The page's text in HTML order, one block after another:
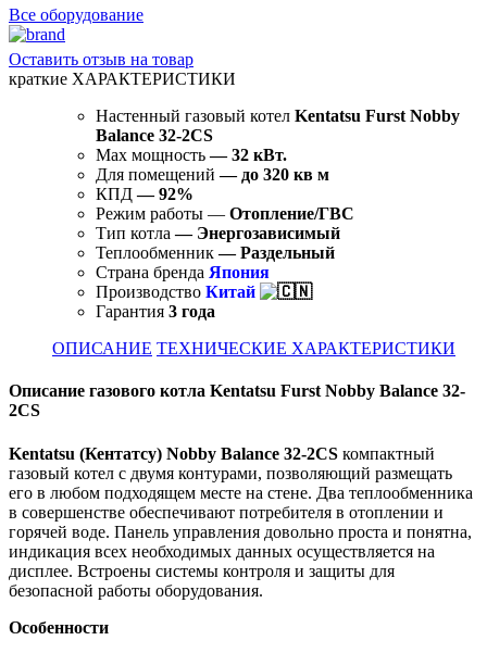
Все оборудование
Оставить отзыв на товар
краткие ХАРАКТЕРИСТИКИ
Настенный газовый котел Kentatsu Furst Nobby
Balance 32-2CS
Max мощность— 32 кВт.
Для помещений— до 320 кв м
КПД— 92%
Режим работы — Отопление/ГВС
Тип котла — Энергозависимый
Теплообменник— Раздельный
Страна бренда Япония
Производство Китай
Гарантия 3 года
ОПИСАНИЕ ТЕХНИЧЕСКИЕ ХАРАКТЕРИСТИКИ
Описание газового котла Kentatsu Furst Nobby Balance 32-
2CS
Kentatsu (Кентатсу) Nobby Balance 32-2CS компактный
газовый котел с двумя контурами, позволяющий размещать
его в любом подходящем месте на стене. Два теплообменника
в совершенстве обеспечивают потребителя в отоплении и
горячей воде. Панель управления довольно проста и понятна,
индикация всех необходимых данных осуществляется на
дисплее. Встроены системы контроля и защиты для
безопасной работы оборудования.
Особенности